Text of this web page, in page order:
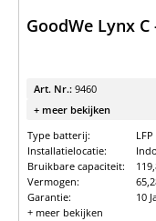
GoodWe Lynx C
Art. Nr.: 9460
+ meer bekijken
Type batterij:
LFP
Installatielocatie:
Bruikbare capaciteit:
Vermogen:
Garantie:
10
+ meer bekijken